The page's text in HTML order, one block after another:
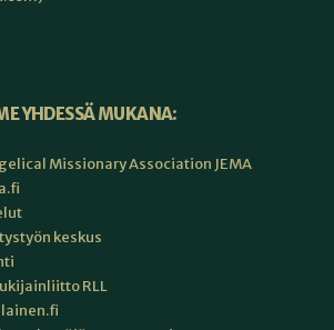
YHDESSÄ MUKANA:
Missionary Association JEMA
keskus
RLL